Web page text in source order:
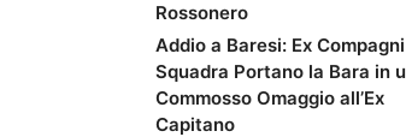
Rossonero
Addio a Baresi: Ex
Squadra Portano la Bara in
Commosso Omaggio all’Ex
Capitano